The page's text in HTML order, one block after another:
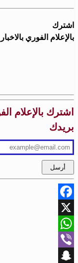
اشترك
بالإعلام الفوري
اشترك بالإعلام
بريدك
Facebook
X
WhatsApp
Viber